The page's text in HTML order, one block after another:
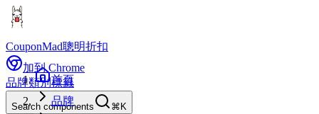
CouponMad聰明折扣
加到 Chrome
品牌類別標籤
Search components
⌘K
首頁
品牌